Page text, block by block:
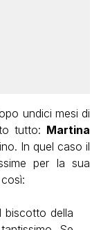
undici mesi di
tutto: Martina
In quel caso il
per la sua
biscotto della